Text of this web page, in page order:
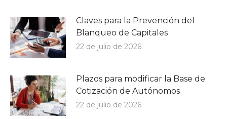
Claves para la Prevención del
Blanqueo de Capitales
22 de julio de 2026
Plazos para modificar la Base de
Cotización de Autónomos
22 de julio de 2026